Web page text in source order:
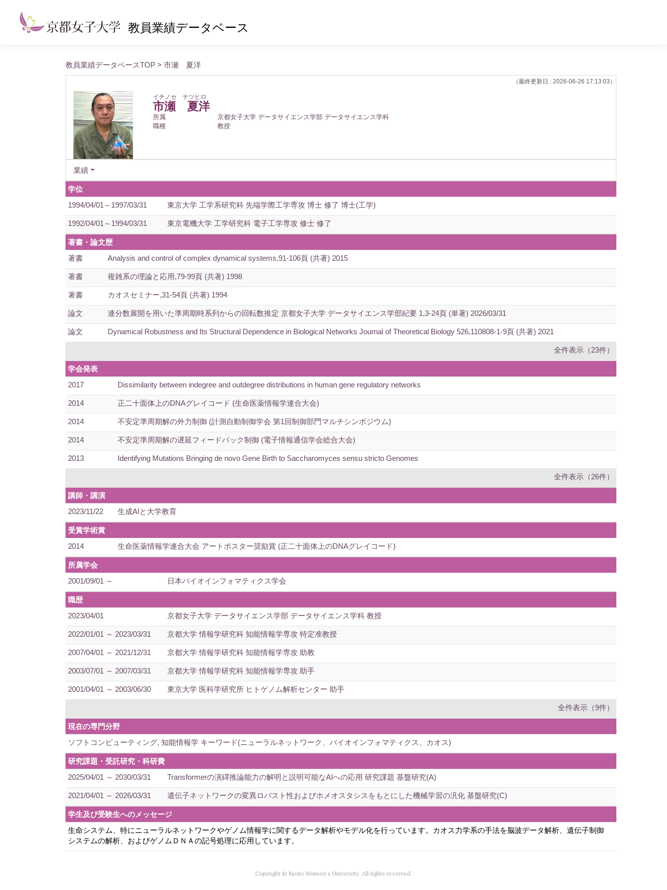
教員業績データベース
教員業績データベースTOP > 市瀬 夏洋
（最終更新日 : 2026-06-26 17:13:03）
イチノセ ナツヒロ
市瀬 夏洋
所属
京都女子大学 データサイエンス学部 データサイエンス学科
職種
教授
業績
学位
1994/04/01～1997/03/31
東京大学 工学系研究科 先端学際工学専攻 博士 修了 博士(工学)
1992/04/01～1994/03/31 東京電機大学 工学研究科 電子工学専攻 修士 修了
著書・論文歴
著書
Analysis and control of complex dynamical systems,91-106頁 (共著) 2015
著書 複雑系の理論と応用,79-99頁 (共著) 1998
著書 カオスセミナー,31-54頁 (共著) 1994
論文 連分数展開を用いた準周期時系列からの回転数推定 京都女子大学 データサイエンス学部紀要 1,3-24頁 (単著) 2026/03/31
論文 Dynamical Robustness and Its Structural Dependence in Biological Networks Journal of Theoretical Biology 526,110808-1-9頁 (共著) 2021
全件表示（23件）
学会発表
2017
Dissimilarity between indegree and outdegree distributions in human gene regulatory networks
2014 正二十面体上のDNAグレイコード (生命医薬情報学連合大会)
2014 不安定準周期解の外力制御 (計測自動制御学会 第1回制御部門マルチシンポジウム)
2014 不安定準周期解の遅延フィードバック制御 (電子情報通信学会総合大会)
2013 Identifying Mutations Bringing de novo Gene Birth to Saccharomyces sensu stricto Genomes
全件表示（26件）
講師・講演
2023/11/22
生成AIと大学教育
受賞学術賞
2014
生命医薬情報学連合大会 アートポスター奨励賞 (正二十面体上のDNAグレイコード)
所属学会
2001/09/01 ～
日本バイオインフォマティクス学会
職歴
2023/04/01
京都女子大学 データサイエンス学部 データサイエンス学科 教授
2022/01/01 ～ 2023/03/31 京都大学 情報学研究科 知能情報学専攻 特定准教授
2007/04/01 ～ 2021/12/31 京都大学 情報学研究科 知能情報学専攻 助教
2003/07/01 ～ 2007/03/31 京都大学 情報学研究科 知能情報学専攻 助手
2001/04/01 ～ 2003/06/30 東京大学 医科学研究所 ヒトゲノム解析センター 助手
全件表示（9件）
現在の専門分野
ソフトコンピューティング, 知能情報学 キーワード(ニューラルネットワーク、バイオインフォマティクス、カオス)
研究課題・受託研究・科研費
2025/04/01 ～ 2030/03/31
Transformerの演繹推論能力の解明と説明可能なAIへの応用 研究課題 基盤研究(A)
2021/04/01 ～ 2026/03/31 遺伝子ネットワークの変異ロバスト性およびホメオスタシスをもとにした機械学習の汎化 基盤研究(C)
学生及び受験生へのメッセージ
生命システム、特にニューラルネットワークやゲノム情報学に関するデータ解析やモデル化を行っています。カオス力学系の手法を脳波データ解析、遺伝子制御
システムの解析、およびゲノムＤＮＡの記号処理に応用しています。
Copyright © Kyoto Women's University. All rights reserved.